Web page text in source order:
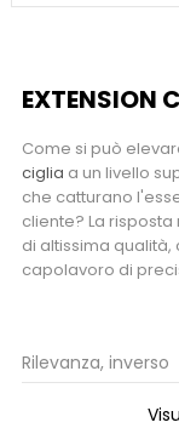
EXTENSION
Come si può
ciglia a un livello
che catturano
cliente? La
di altissima
capolavoro di
Rilevanza, inverso